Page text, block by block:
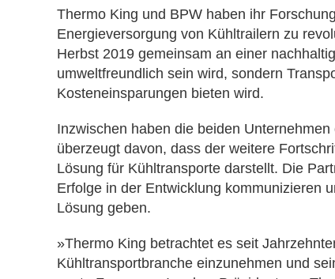
Thermo King und BPW haben ihr
Energieversorgung von Kühltrailern zu
Herbst 2019 gemeinsam an einer
umweltfreundlich sein wird, sondern
Kosteneinsparungen bieten wird.
Inzwischen haben die beiden
überzeugt davon, dass der weitere
Lösung für Kühltransporte darstellt. Die
Erfolge in der Entwicklung kommunizieren
Lösung geben.
»Thermo King betrachtet es seit
Kühltransportbranche einzunehmen und